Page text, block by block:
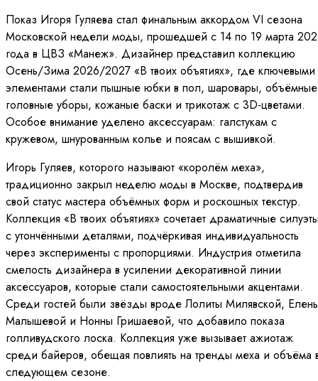
Показ Игоря Гуляева стал финальным аккордом VI сезона
Московской недели моды, прошедшей с 14 по 19 марта
года в ЦВЗ «Манеж». Дизайнер представил коллекцию
Осень/Зима 2026/2027 «В твоих объятиях», где ключевыми
элементами стали пышные юбки в пол, шаровары, объёмные
головные уборы, кожаные баски и трикотаж с 3D-цветами.
Особое внимание уделено аксессуарам: галстукам с
кружевом, шнурованным колье и поясам с вышивкой.
Игорь Гуляев, которого называют «королём меха»,
традиционно закрыл неделю моды в Москве, подтвердив
свой статус мастера объёмных форм и роскошных текстур.
Коллекция «В твоих объятиях» сочетает драматичные
с утончёнными деталями, подчёркивая индивидуальность
через эксперименты с пропорциями. Индустрия отметила
смелость дизайнера в усилении декоративной линии
аксессуаров, которые стали самостоятельными акцентами.
Среди гостей были звёзды вроде Лолиты Милявской,
Малышевой и Нонны Гришаевой, что добавило показа
голливудского лоска. Коллекция уже вызывает ажиотаж
среди байеров, обещая повлиять на тренды меха и объёма
следующем сезоне.